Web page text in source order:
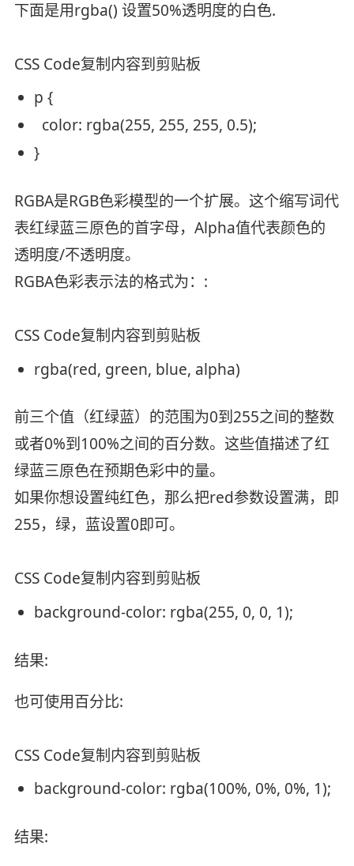
下面是用rgba() 设置50%透明度的白色.
CSS Code复制内容到剪贴板
p {
color: rgba(255, 255, 255, 0.5);
}
RGBA是RGB色彩模型的一个扩展。这个缩写词代
表红绿蓝三原色的首字母，Alpha值代表颜色的
透明度/不透明度。
RGBA色彩表示法的格式为：:
CSS Code复制内容到剪贴板
rgba(red, green, blue, alpha)
前三个值（红绿蓝）的范围为0到255之间的整数
或者0%到100%之间的百分数。这些值描述了红
绿蓝三原色在预期色彩中的量。
如果你想设置纯红色，那么把red参数设置满，即
255，绿，蓝设置0即可。
CSS Code复制内容到剪贴板
background-color: rgba(255, 0, 0, 1);
结果:
也可使用百分比:
CSS Code复制内容到剪贴板
background-color: rgba(100%, 0%, 0%, 1);
结果: